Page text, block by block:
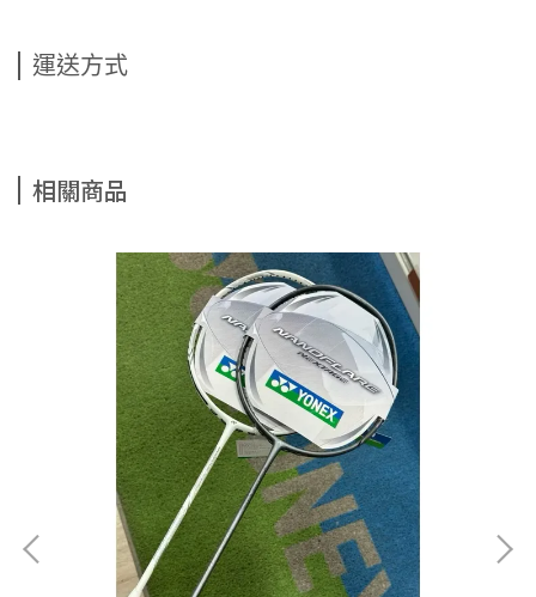
運送方式
相關商品